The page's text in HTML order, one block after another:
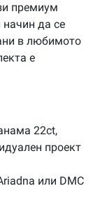
премиум
начин да се
в любимото
е
22ct,
проект
или DMC